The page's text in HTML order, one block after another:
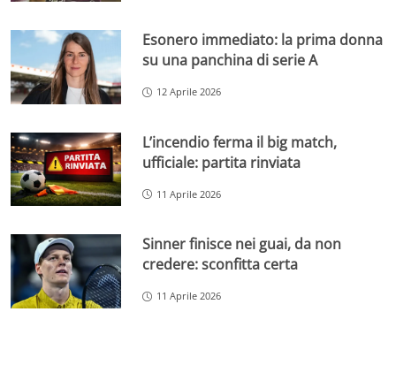
Esonero immediato: la prima donna
su una panchina di serie A
12 Aprile 2026
L’incendio ferma il big match,
ufficiale: partita rinviata
11 Aprile 2026
Sinner finisce nei guai, da non
credere: sconfitta certa
11 Aprile 2026